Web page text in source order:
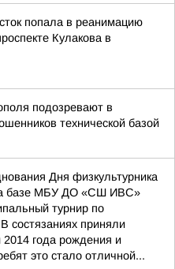
попала в реанимацию
Кулакова в
подозревают в
технической базой
Дня физкультурника
базе МБУ ДО «СШ ИВС»
турнир по
состязаниях приняли
года рождения и
это стало отличной...